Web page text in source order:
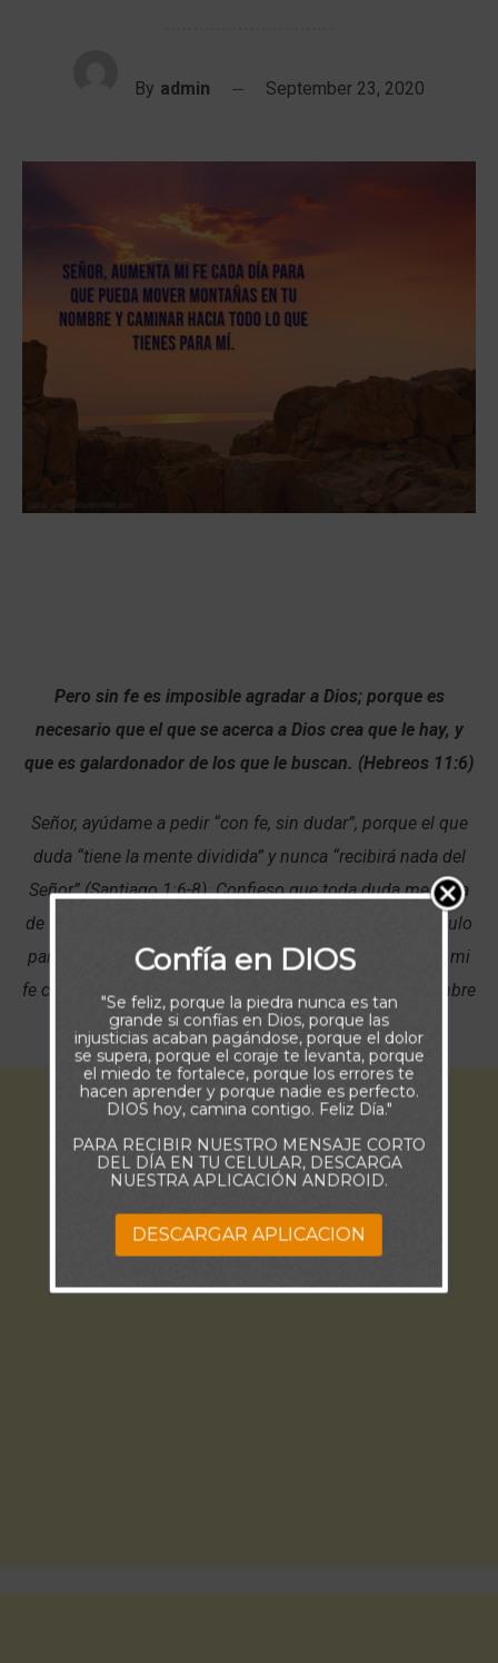
By admin September 23, 2020
Pero sin fe es imposible agradar a Dios; porque es
necesario que el que se acerca a Dios crea que le hay, y
que es galardonador de los que le buscan. (Hebreos 11:6)
Señor, ayúdame a pedir “con fe, sin dudar”, porque el que
duda “tiene la mente dividida” y nunca “recibirá nada del
Señor” (Santiago 1:6-8). Confieso que toda duda me aleja
de Tus bendiciones. Que mis dudas no sean un obstáculo
para lo que deseas hacer en y a través de mí. Aumenta mi
fe cada día para que pueda mover montañas en Tu nombre
y caminar hacia todo lo que tienes para mí.
Confía en DIOS
"Se feliz, porque la piedra nunca es tan
grande si confías en Dios, porque las
injusticias acaban pagándose, porque el dolor
se supera, porque el coraje te levanta, porque
el miedo te fortalece, porque los errores te
hacen aprender y porque nadie es perfecto.
DIOS hoy, camina contigo. Feliz Día."
PARA RECIBIR NUESTRO MENSAJE CORTO
DEL DÍA EN TU CELULAR, DESCARGA
NUESTRA APLICACIÓN ANDROID.
DESCARGAR APLICACION